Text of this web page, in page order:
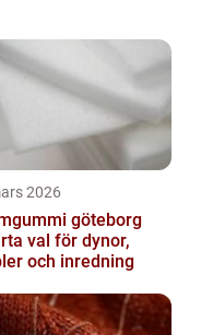
då det
2026
göteborg
val för dynor,
och inredning